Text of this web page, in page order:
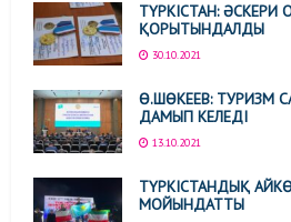
ТҮРКІСТАН:
ҚОРЫТЫНДАЛДЫ
30.10.2021
Ө.ШӨКЕЕВ: ТУРИЗМ
ДАМЫП КЕЛЕДІ
13.10.2021
ТҮРКІСТАНДЫҚ
МОЙЫНДАТТЫ